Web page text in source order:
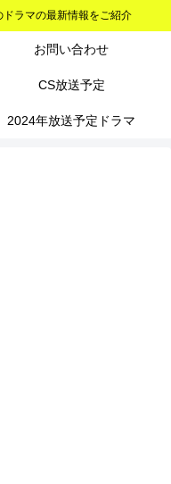
ラマの最新情報をご紹介
お問い合わせ
CS放送予定
2024年放送予定ドラマ